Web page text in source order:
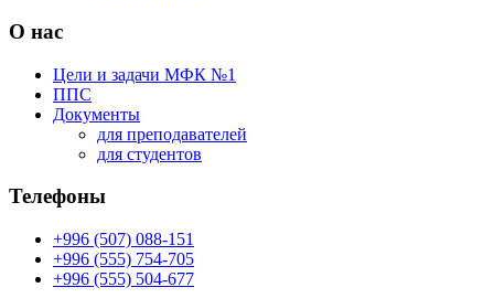
О нас
Цели и задачи МФК №1
ППС
Документы
для преподавателей
для студентов
Телефоны
+996 (507) 088-151
+996 (555) 754-705
+996 (555) 504-677